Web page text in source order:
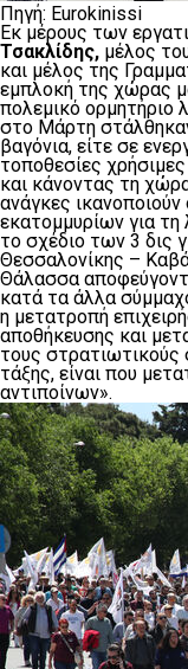
Πηγή: Eurokinissi
Εκ μέρους των
Τσακλίδης, μέλος
και μέλος της
εμπλοκή της χώρας
πολεμικό ορμητήριο
στο Μάρτη
βαγόνια, είτε σε
τοποθεσίες
και κάνοντας τη
ανάγκες
εκατομμυρίων για τη
το σχέδιο των 3 δις
Θεσσαλονίκης –
Θάλασσα
κατά τα άλλα
η μετατροπή
αποθήκευσης και
τους στρατιωτικούς
τάξης, είναι που
αντιποίνων».